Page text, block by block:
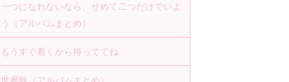
一つになれないなら、せめて二つだけでいよ
う（アルバムまとめ）
もうすぐ着くから待っててね